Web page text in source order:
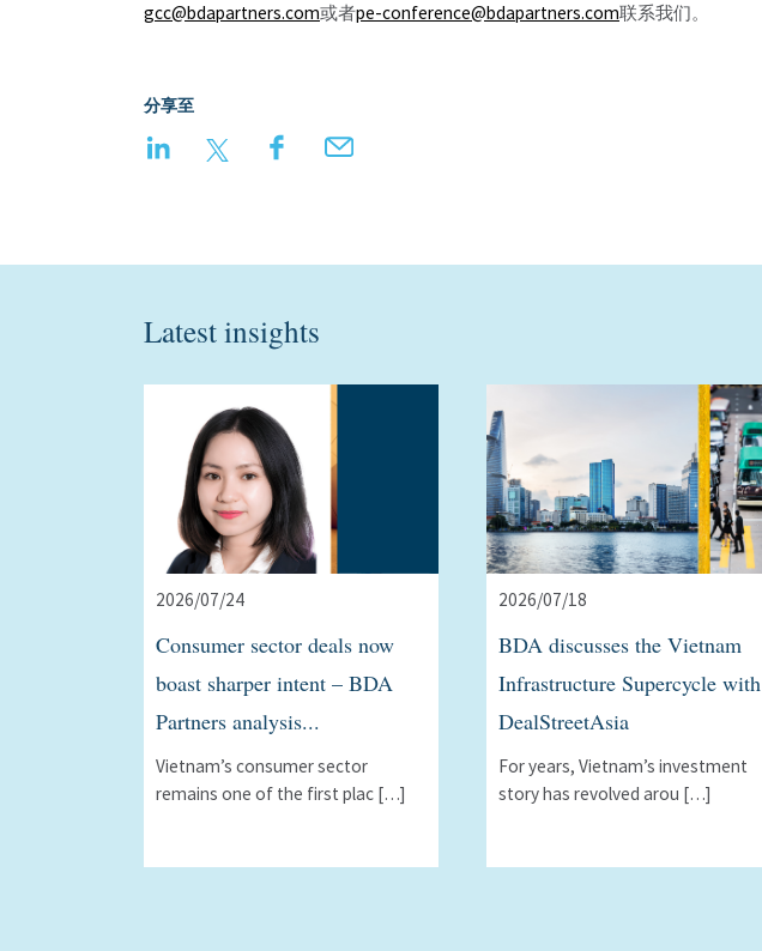
gcc@bdapartners.com或者pe-conference@bdapartners.com联系我们。
分享至
LinkedIn Twitter FacebookEmail
Latest insights
2026/07/24
Consumer sector deals now
boast sharper intent – BDA
Partners analysis...
Vietnam’s consumer sector
remains one of the first plac […]
2026/07/18
BDA discusses the Vietnam
Infrastructure Supercycle with
DealStreetAsia
For years, Vietnamʼs investment
story has revolved arou […]